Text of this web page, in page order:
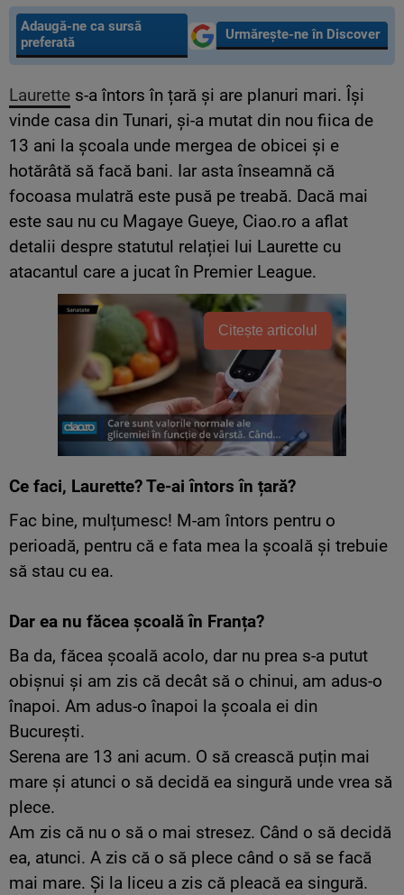
Adaugă-ne ca sursă
preferată
Urmărește-ne în Discover
Laurette s-a întors în țară și are planuri mari. Își
vinde casa din Tunari, și-a mutat din nou fiica de
13 ani la școala unde mergea de obicei și e
hotărâtă să facă bani. Iar asta înseamnă că
focoasa mulatră este pusă pe treabă. Dacă mai
este sau nu cu Magaye Gueye, Ciao.ro a aflat
detalii despre statutul relației lui Laurette cu
atacantul care a jucat în Premier League.
Citește articolul
Ce faci, Laurette? Te-ai întors în țară?
Fac bine, mulțumesc! M-am întors pentru o
perioadă, pentru că e fata mea la școală și trebuie
să stau cu ea.
Dar ea nu făcea școală în Franța?
Ba da, făcea școală acolo, dar nu prea s-a putut
obișnui și am zis că decât să o chinui, am adus-o
înapoi. Am adus-o înapoi la școala ei din
București.
Serena are 13 ani acum. O să crească puțin mai
mare și atunci o să decidă ea singură unde vrea să
plece.
Am zis că nu o să o mai stresez. Când o să decidă
ea, atunci. A zis că o să plece când o să se facă
mai mare. Și la liceu a zis că pleacă ea singură.